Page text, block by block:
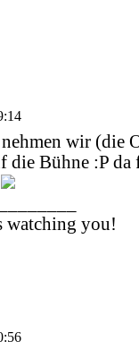
wir (die
die Bühne :P
watching you!